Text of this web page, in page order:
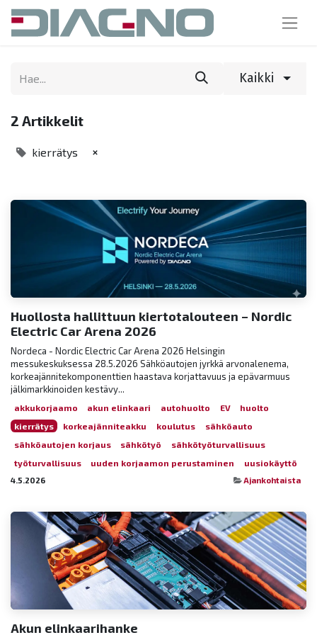
Kaikki
2 Artikkelit
kierrätys ×
Huollosta hallittuun kiertotalouteen – Nordic
Electric Car Arena 2026
Nordeca - Nordic Electric Car Arena 2026 Helsingin
messukeskuksessa 28.5.2026 Sähköautojen jyrkkä arvonalenema,
korkeajännitekomponenttien haastava korjattavuus ja epävarmuus
jälkimarkkinoiden kestävy...
akkukorjaamo akun elinkaari autohuolto EV
huolto
kierrätys
korkeajänniteakku koulutus
sähköauto
sähköautojen korjaus
sähkötyö
sähkötyöturvallisuus
työturvallisuus
uuden korjaamon perustaminen uusiokäyttö
4.5.2026 Ajankohtaista
Akun elinkaarihanke